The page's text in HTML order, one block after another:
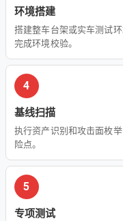
环境搭建
搭建整车台架或实车测试
完成环境校验。
4
基线扫描
执行资产识别和攻击面枚
险点。
5
专项测试